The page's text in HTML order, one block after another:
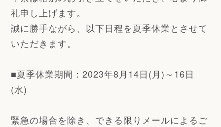
礼申し上げます。
誠に勝手ながら、以下日程を夏季休業とさせて
いただきます。
■夏季休業期間：2023年8月14日(月)～16日
(水)
緊急の場合を除き、できる限りメールによるご